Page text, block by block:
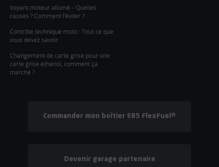
Voyant moteur allumé – Quelles
causes ? Comment l’éviter ?
Contrôle technique moto : Tout ce que
vous devez savoir
Changement de carte grise pour une
carte grise éthanol, comment ça
marche ?
Commander mon boîtier E85 FlexFuel®
Devenir garage partenaire